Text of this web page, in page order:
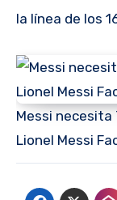
la línea de los
Messi necesita
Lionel Messi